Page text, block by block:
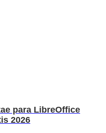
para LibreOffice
2026